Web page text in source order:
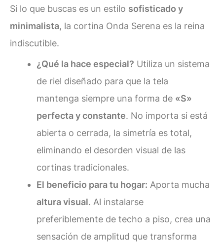
Si lo que buscas es un estilo sofisticado y
minimalista, la cortina Onda Serena es la reina
indiscutible.
¿Qué la hace especial? Utiliza un sistema
de riel diseñado para que la tela
mantenga siempre una forma de «S»
perfecta y constante. No importa si está
abierta o cerrada, la simetría es total,
eliminando el desorden visual de las
cortinas tradicionales.
El beneficio para tu hogar: Aporta mucha
altura visual. Al instalarse
preferiblemente de techo a piso, crea una
sensación de amplitud que transforma